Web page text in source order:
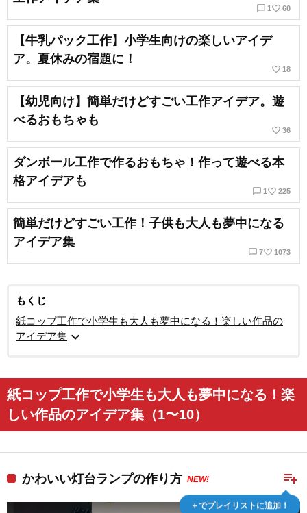
chat_bubble_outline 1 favorite_border 60
【牛乳パック工作】小学生向けの楽しいアイデ
ア。夏休みの宿題に！
favorite_border 18
【幼児向け】簡単だけどすごい工作アイデア。遊
べるおもちゃも
favorite_border 36
ダンボール工作で作るおもちゃ！作って遊べる本
格アイデアも
chat_bubble_outline 1 favorite_border 225
簡単だけどすごい工作！子供も大人も夢中になる
アイデア集
chat_bubble_outline 7favorite_border 1073
もくじ
紙コップ工作で小学生も大人も夢中になる！楽しい作品の
アイデア集 expand_more
紙コップ工作で小学生も大人も夢中になる！楽
しい作品のアイデア集（1〜10）
playlist_add
＋でプレイリストに追加！
かわいい灯台ランプの作り方 NEW!